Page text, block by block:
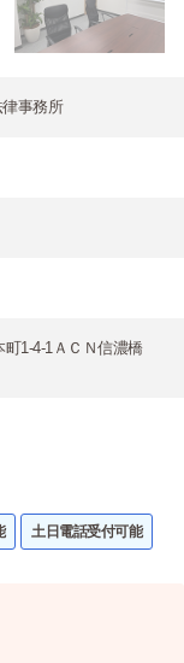
事務所
1-4-1ＡＣＮ信濃橋
土日電話受付可能